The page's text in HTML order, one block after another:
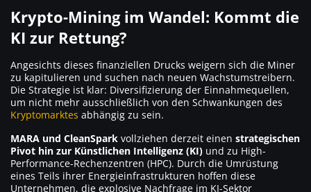
Krypto-Mining im Wandel: Kommt die
KI zur Rettung?
Angesichts dieses finanziellen Drucks weigern sich die Miner
zu kapitulieren und suchen nach neuen Wachstumstreibern.
Die Strategie ist klar: Diversifizierung der Einnahmequellen,
um nicht mehr ausschließlich von den Schwankungen des
Kryptomarktes abhängig zu sein.
MARA und CleanSpark vollziehen derzeit einen strategischen
Pivot hin zur Künstlichen Intelligenz (KI) und zu High-
Performance-Rechenzentren (HPC). Durch die Umrüstung
eines Teils ihrer Energieinfrastrukturen hoffen diese
Unternehmen, die explosive Nachfrage im KI-Sektor